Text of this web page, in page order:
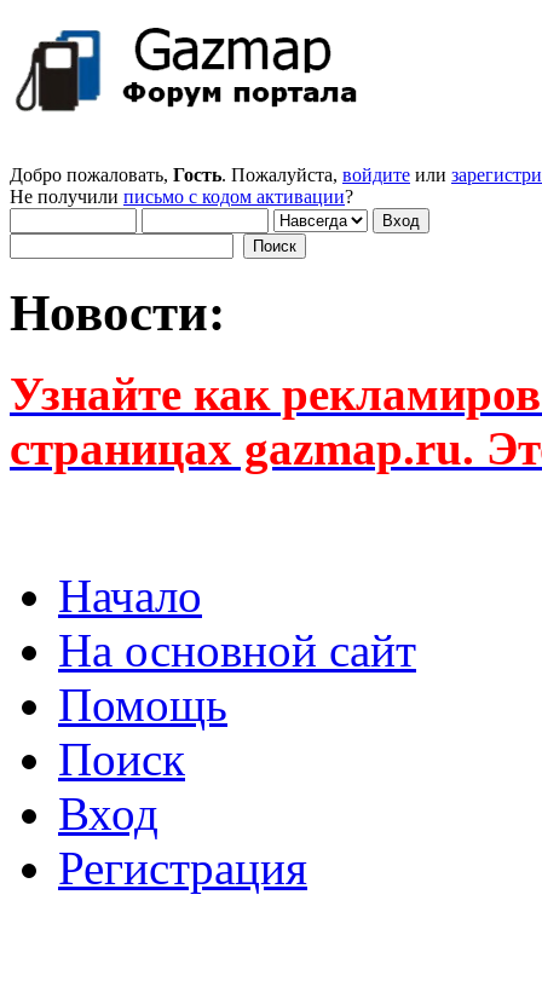
Добро пожаловать, Гость. Пожалуйста, войдите или
Не получили письмо с кодом активации?
Новости:
Узнайте как
страницах gazmap.ru.
Начало
На основной сайт
Помощь
Поиск
Вход
Регистрация